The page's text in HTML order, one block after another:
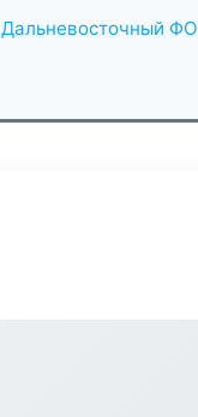
Дальневосточный ФО